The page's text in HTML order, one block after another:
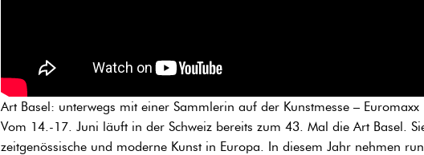
Art Basel: unterwegs mit einer Sammlerin auf der Kunstmesse –
Vom 14.-17. Juni läuft in der Schweiz bereits zum 43. Mal die Art Basel.
zeitgenössische und moderne Kunst in Europa. In diesem Jahr nehmen